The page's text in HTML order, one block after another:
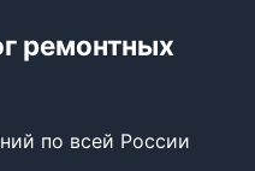
ремонтных
по всей России